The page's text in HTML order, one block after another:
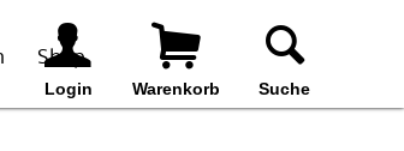
Shop
Login Warenkorb Suche